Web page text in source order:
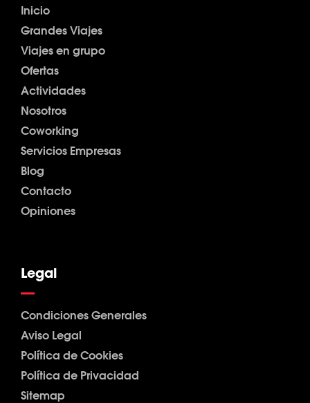
Inicio
Grandes Viajes
Viajes en grupo
Ofertas
Actividades
Nosotros
Coworking
Servicios Empresas
Blog
Contacto
Opiniones
Legal
Condiciones Generales
Aviso Legal
Política de Cookies
Política de Privacidad
Sitemap